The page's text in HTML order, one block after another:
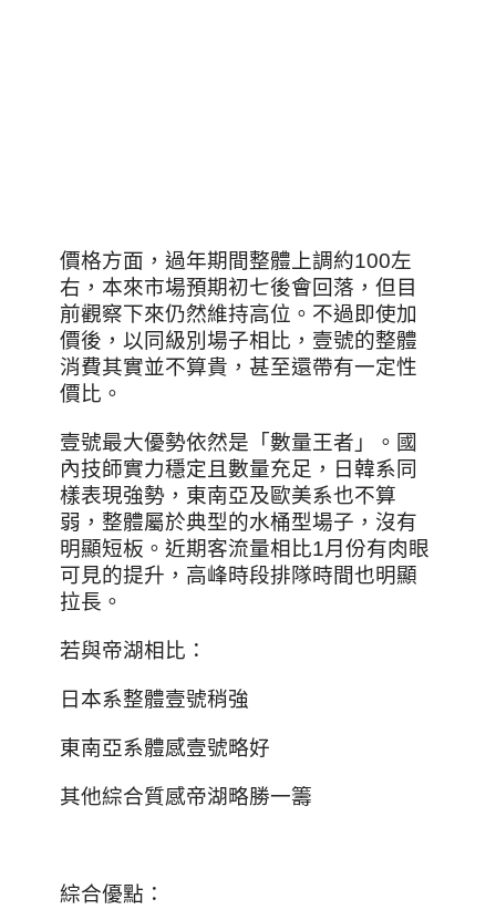
價格方面，過年期間整體上調約100左
右，本來市場預期初七後會回落，但目
前觀察下來仍然維持高位。不過即使加
價後，以同級別場子相比，壹號的整體
消費其實並不算貴，甚至還帶有一定性
價比。
壹號最大優勢依然是「數量王者」。國
內技師實力穩定且數量充足，日韓系同
樣表現強勢，東南亞及歐美系也不算
弱，整體屬於典型的水桶型場子，沒有
明顯短板。近期客流量相比1月份有肉眼
可見的提升，高峰時段排隊時間也明顯
拉長。
若與帝湖相比：
日本系整體壹號稍強
東南亞系體感壹號略好
其他綜合質感帝湖略勝一籌
綜合優點：